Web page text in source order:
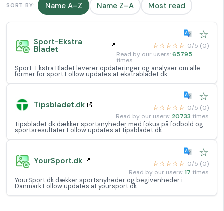
SORT BY: Name A–Z Name Z–A Most read
Sport-Ekstra
Bladet
☆
☆☆☆☆☆ 0/5 (0)
Read by our users:65795
times
Sport-Ekstra Bladet leverer opdateringer og analyser om alle
former for sport Follow updates at ekstrabladet.dk.
Tipsbladet.dk
☆
☆☆☆☆☆ 0/5 (0)
Read by our users: 20733 times
Tipsbladet.dk dækker sportsnyheder med fokus på fodbold og
sportsresultater Follow updates at tipsbladet.dk.
YourSport.dk
☆
☆☆☆☆☆ 0/5 (0)
Read by our users:17 times
YourSport.dk dækker sportsnyheder og begivenheder i
Danmark Follow updates at yoursport.dk.